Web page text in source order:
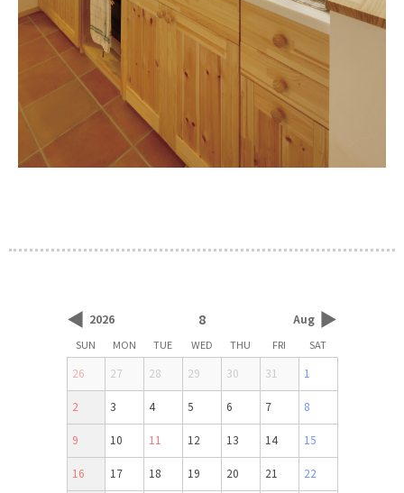
◀ 2026 8 Aug ▶
SUN MON TUE WED THU FRI SAT
26 27 28 29 30 31 1
2 3 4 5 6 7 8
9 10 11 12 13 14 15
16 17 18 19 20 21 22